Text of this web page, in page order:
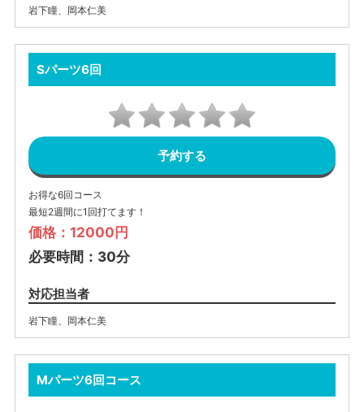
岩下瞳 岡本仁美
Sパーツ6回
予約する
お得な6回コース
最短2週間に1回打てます！
価格：12000円
必要時間：30分
対応担当者
岩下瞳 岡本仁美
Mパーツ6回コース